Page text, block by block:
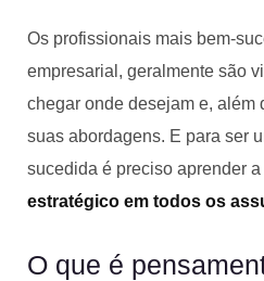
Os profissionais mais bem-
empresarial, geralmente são
chegar onde desejam e, além
suas abordagens. E para ser
sucedida é preciso aprender a
estratégico em todos os
O que é